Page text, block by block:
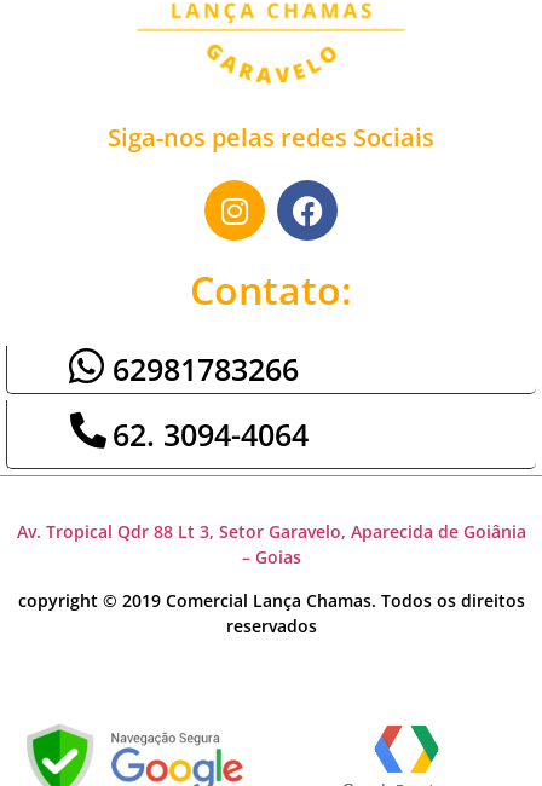
Siga-nos pelas redes Sociais
Contato:
62981783266
62. 3094-4064
Av. Tropical Qdr 88 Lt 3, Setor Garavelo, Aparecida de Goiânia
– Goias
copyright © 2019 Comercial Lança Chamas. Todos os direitos
reservados